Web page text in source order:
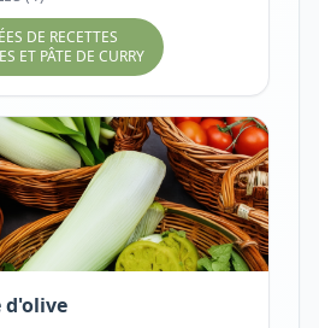
DE RECETTES
ET PÂTE DE CURRY
d'olive